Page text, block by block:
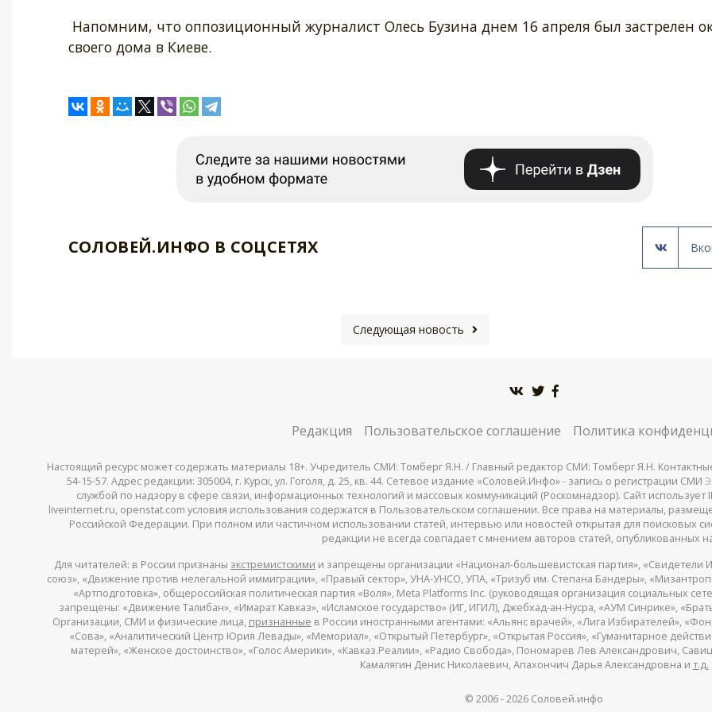
Напомним, что оппозиционный журналист Олесь Бузина днем 16 апреля был застрелен
своего дома в Киеве.
СОЛОВЕЙ.ИНФО В СОЦСЕТЯХ
Следующая новость
Редакция Пользовательское соглашение Политика
Настоящий ресурс может содержать материалы 18+. Учредитель СМИ: Томберг Я.Н. / Главный редактор СМИ: Томберг Я.Н.
54-15-57. Адрес редакции: 305004, г. Курск, ул. Гоголя, д. 25, кв. 44. Сетевое издание «Соловей.Инфо» - запись о регистрации СМИ
службой по надзору в сфере связи, информационных технологий и массовых коммуникаций (Роскомнадзор). Сайт использует
liveinternet.ru, openstat.com условия использования содержатся в Пользовательском соглашении. Все права на материалы,
Российской Федерации. При полном или частичном использовании статей, интервью или новостей открытая для поисковых
редакции не всегда совпадает с мнением авторов статей, опубликованных
Для читателей: в России признаны экстремистскими и запрещены организации «Национал-большевистская партия»,
союз», «Движение против нелегальной иммиграции», «Правый сектор», УНА-УНСО, УПА, «Тризуб им. Степана Бандеры»,
«Артподготовка», общероссийская политическая партия «Воля», Meta Platforms Inc. (руководящая организация социальных
запрещены: «Движение Талибан», «Имарат Кавказ», «Исламское государство» (ИГ, ИГИЛ), Джебхад-ан-Нусра, «АУМ Синрике»,
Организации, СМИ и физические лица, признанные в России иностранными агентами: «Альянс врачей», «Лига Избирателей»,
«Сова», «Аналитический Центр Юрия Левады», «Мемориал», «Открытый Петербург», «Открытая Россия», «Гуманитарное
матерей», «Женское достоинство», «Голос Америки», «Кавказ.Реалии», «Радио Свобода», Пономарев Лев Александрович,
Камалягин Денис Николаевич, Апахончич Дарья Александровна и т.д.
© 2006 -2026 Соловей.инфо